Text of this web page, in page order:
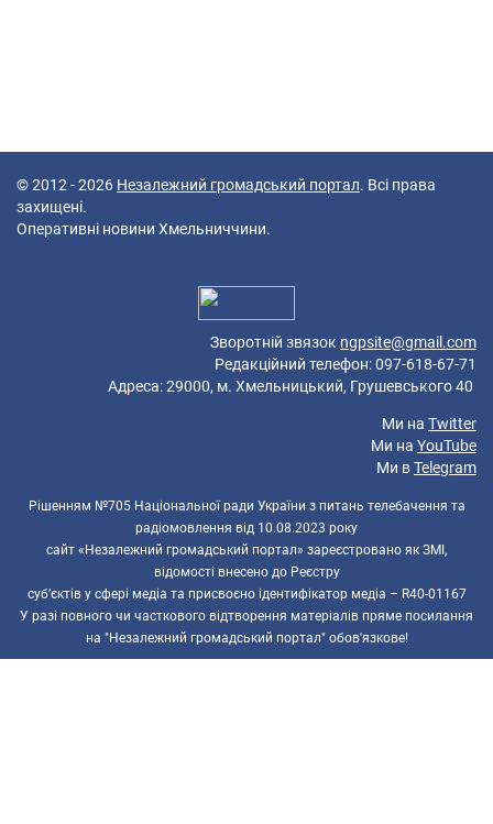
© 2012 - 2026 Незалежний громадський портал. Всі права
захищені.
Оперативні новини Хмельниччини.
Зворотній звязок ngpsite@gmail.com
Редакційний телефон: 097-618-67-71
Адреса: 29000, м. Хмельницький, Грушевського 40
Ми на Twitter
Ми на YouTube
Ми вTelegram
Рішенням №705 Національної ради України з питань телебачення та
радіомовлення від 10.08.2023 року
сайт «Незалежний громадський портал» зареєстровано як ЗМІ,
відомості внесено до Реєстру
суб’єктів у сфері медіа та присвоєно ідентифікатор медіа – R40-01167
У разі повного чи часткового відтворення матеріалів пряме посилання
на "Незалежний громадський портал" обов'язкове!